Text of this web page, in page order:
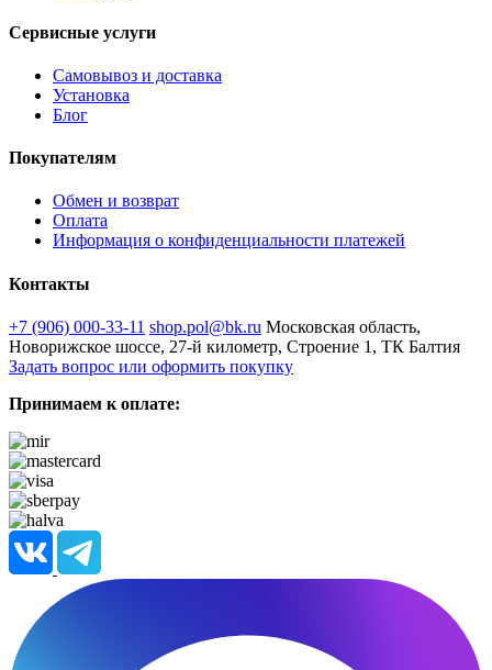
Сервисные услуги
Самовывоз и доставка
Установка
Блог
Покупателям
Обмен и возврат
Оплата
Информация о конфиденциальности платежей
Контакты
+7 (906) 000-33-11 shop.pol@bk.ru Московская область,
Новорижское шоссе, 27-й километр, Строение 1, ТК Балтия
Задать вопрос или оформить покупку
Принимаем к оплате: